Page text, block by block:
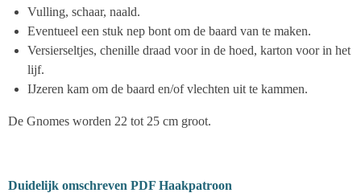
Vulling, schaar, naald.
Eventueel een stuk nep bont om de baard van te maken.
Versierseltjes, chenille draad voor in de hoed, karton voor in het
lijf.
IJzeren kam om de baard en/of vlechten uit te kammen.
De Gnomes worden 22 tot 25 cm groot.
Duidelijk omschreven PDF Haakpatroon